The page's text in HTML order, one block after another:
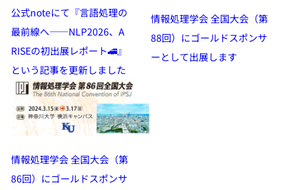
公式noteにて『言語処理の
最前線へ——NLP2026、A
RISEの初出展レポート🚄』
という記事を更新しました
情報処理学会 全国大会（第
88回）にゴールドスポンサ
ーとして出展します
情報処理学会 全国大会（第
86回）にゴールドスポンサ